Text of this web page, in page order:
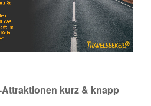
Attraktionen kurz & knapp